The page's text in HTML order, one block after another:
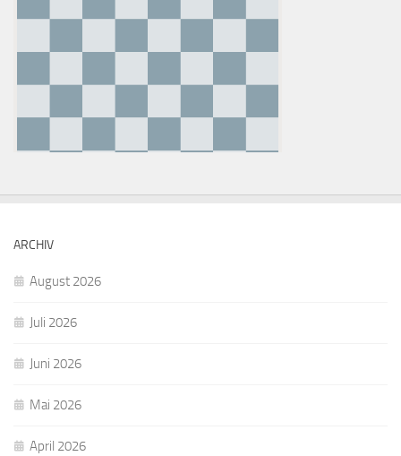
ARCHIV
August 2026
Juli 2026
Juni 2026
Mai 2026
April 2026